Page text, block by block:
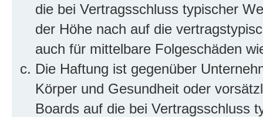
die bei Vertragsschluss typischer
der Höhe nach auf die
auch für mittelbare Folgeschäden
Die Haftung ist gegenüber
Körper und Gesundheit oder
Boards auf die bei Vertragsschluss